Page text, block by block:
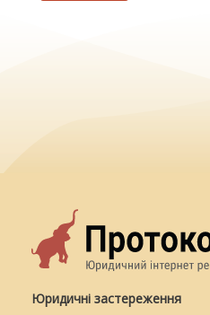
Юридичні застереження